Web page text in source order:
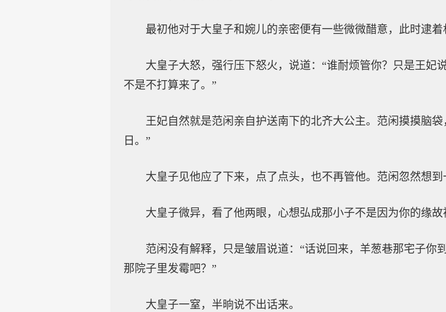
最初他对于大皇子和婉儿的亲密便有一些微微醋意，此时逮着
大皇子大怒，强行压下怒火，说道：“谁耐烦管你？只是王妃
不是不打算来了。”
王妃自然就是范闲亲自护送南下的北齐大公主。范闲摸摸脑
日。”
大皇子见他应了下来，点了点头，也不再管他。范闲忽然想
大皇子微异，看了他两眼，心想弘成那小子不是因为你的缘故
范闲没有解释，只是皱眉说道：“话说回来，羊葱巷那宅子你
那院子里发霉吧？”
大皇子一窒，半晌说不出话来。